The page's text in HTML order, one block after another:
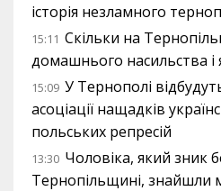
історія незламного
15:11 Скільки на
домашнього насильства і
15:09 У Тернополі
асоціації нащадків
польських репресій
13:30 Чоловіка, який зник
Тернопільщині, знайшли